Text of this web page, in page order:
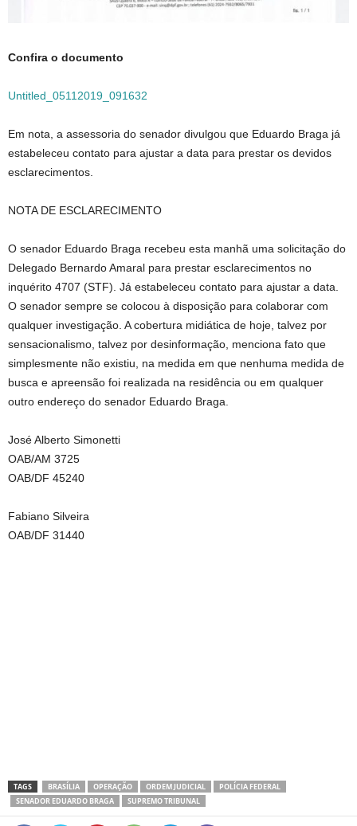
Confira o documento
Untitled_05112019_091632
Em nota, a assessoria do senador divulgou que Eduardo Braga já
estabeleceu contato para ajustar a data para prestar os devidos
esclarecimentos.
NOTA DE ESCLARECIMENTO
O senador Eduardo Braga recebeu esta manhã uma solicitação do
Delegado Bernardo Amaral para prestar esclarecimentos no
inquérito 4707 (STF). Já estabeleceu contato para ajustar a data.
O senador sempre se colocou à disposição para colaborar com
qualquer investigação. A cobertura midiática de hoje, talvez por
sensacionalismo, talvez por desinformação, menciona fato que
simplesmente não existiu, na medida em que nenhuma medida de
busca e apreensão foi realizada na residência ou em qualquer
outro endereço do senador Eduardo Braga.
José Alberto Simonetti
OAB/AM 3725
OAB/DF 45240
Fabiano Silveira
OAB/DF 31440
TAGS BRASÍLIA OPERAÇÃO ORDEM JUDICIAL
POLÍCIA FEDERAL
SENADOR EDUARDO BRAGA
SUPREMO TRIBUNAL